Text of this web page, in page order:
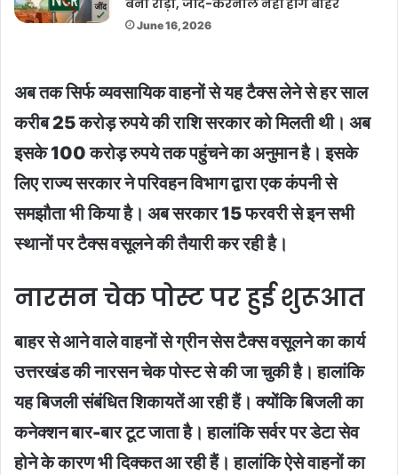
बना रोड़ा, जींद-करनाल नहीं होंगे बाहर
June 16, 2026
अब तक सिर्फ व्यवसायिक वाहनों से यह टैक्स लेने से हर साल
करीब 25 करोड़ रुपये की राशि सरकार को मिलती थी। अब
इसके 100 करोड़ रुपये तक पहुंचने का अनुमान है। इसके
लिए राज्य सरकार ने परिवहन विभाग द्वारा एक कंपनी से
समझौता भी किया है। अब सरकार 15 फरवरी से इन सभी
स्थानों पर टैक्स वसूलने की तैयारी कर रही है।
नारसन चेक पोस्ट पर हुई शुरूआत
बाहर से आने वाले वाहनों से ग्रीन सेस टैक्स वसूलने का कार्य
उत्तरखंड की नारसन चेक पोस्ट से की जा चुकी है। हालांकि
यह बिजली संबंधित शिकायतें आ रही हैं। क्योंकि बिजली का
कनेक्शन बार-बार टूट जाता है। हालांकि सर्वर पर डेटा सेव
होने के कारण भी दिक्कत आ रही हैं। हालांकि ऐसे वाहनों का